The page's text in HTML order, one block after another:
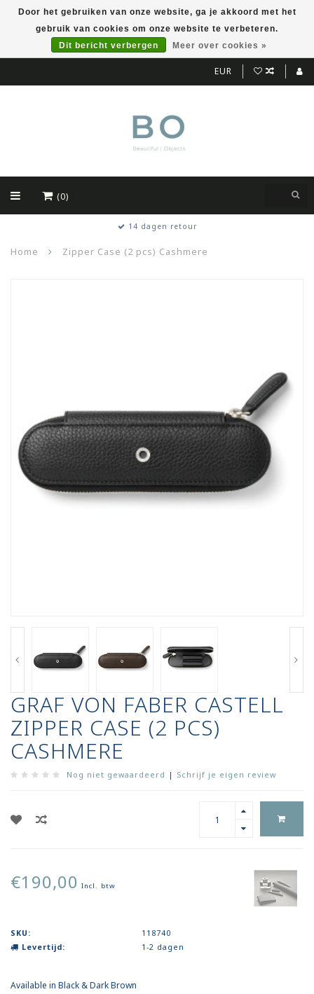
EUR
(0)
14 dagen retour
Home Zipper Case (2 pcs) Cashmere
GRAF VON FABER CASTELL
ZIPPER CASE (2 PCS)
CASHMERE
Nog niet gewaardeerd | Schrijf je eigen review
€190,00 Incl. btw
SKU:
118740
Levertijd:
1-2 dagen
Available in Black & Dark Brown
Door het gebruiken van onze website, ga je akkoord met het
gebruik van cookies om onze website te verbeteren.
Dit bericht verbergen
Meer over cookies »